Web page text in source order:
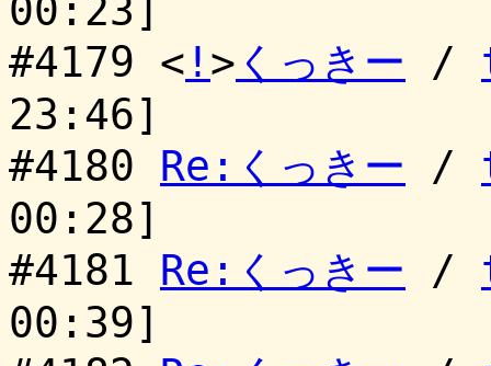
00:23]
#4179 < ! > くっきー /
23:46]
#4180 Re:くっきー /
00:28]
#4181 Re:くっきー /
00:39]